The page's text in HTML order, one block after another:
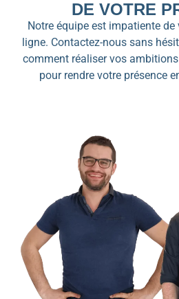
DE VOTRE
Notre équipe est impatiente
ligne. Contactez-nous sans
comment réaliser vos
pour rendre votre présence